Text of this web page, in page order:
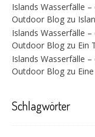
Islands Wasserfälle
Outdoor Blog zu
Islands Wasserfälle
Outdoor Blog zu Ein
Islands Wasserfälle
Outdoor Blog zu
Schlagwörter